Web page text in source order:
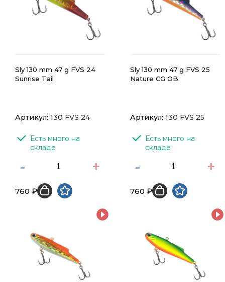
Sly 130 mm 47 g FVS 24
Sunrise Tail
Артикул: 130 FVS 24
Есть много на
складе
- +
760 ₽
Sly 130 mm 47 g FVS 25
Nature CG OB
Артикул: 130 FVS 25
Есть много на
складе
- +
760 ₽